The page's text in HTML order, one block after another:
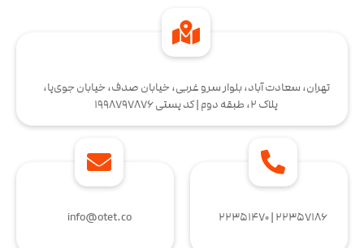
تهران، سعادت آباد، بلوار سرو غربی، خیابان صدف، خیابان جوی‌پا،
پلاک 2، طبقه دوم | کد پستی 1998797876
۲۲۳۵۷۱۸۶ | ۲۲۳۵۱۴۷۰ info@otet.co